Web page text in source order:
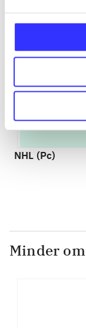
NHL (Pc)
Minder om